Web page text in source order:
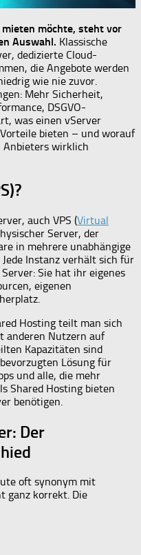
möchte, steht vor
Auswahl. Klassische
dedizierte Cloud-
die Angebote werden
wie nie zuvor.
Mehr Sicherheit,
DSGVO-
was einen vServer
bieten – und worauf
Anbieters wirklich
auch VPS (Virtual
Server, der
in mehrere unabhängige
Instanz verhält sich für
Sie hat ihr eigenes
eigenen
Hosting teilt man sich
anderen Nutzern auf
Kapazitäten sind
Lösung für
und alle, die mehr
Shared Hosting bieten
benötigen.
Der
oft synonym mit
ganz korrekt. Die